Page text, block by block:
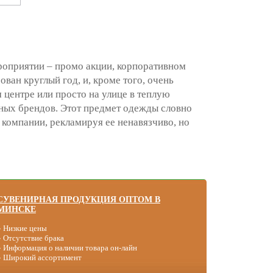
– промо акции, корпоративном
круглый год, и, кроме того, очень
или просто на улице в теплую
брендов. Этот предмет одежды словно
рекламируя ее ненавязчиво, но
ПРОДУКЦИЯ ОПТОМ В
Низкие цены
Отсутствие брака
Информация о наличии товара он-лайн
Широкий ассортимент